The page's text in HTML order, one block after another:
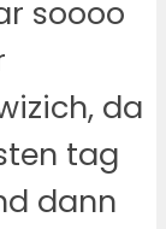
soooo
da
tag
dann